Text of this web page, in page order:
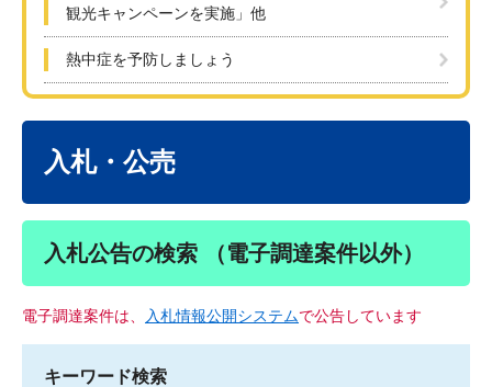
観光キャンペーンを実施」他
熱中症を予防しましょう
入札・公売
入札公告の検索 （電子調達案件以外）
電子調達案件は、 入札情報公開システムで公告しています
キーワード検索